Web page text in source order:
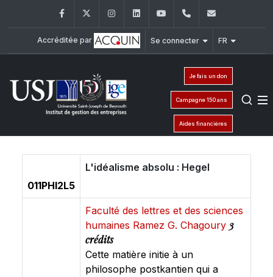
FacebookTwitter InstagramLinkedInYouTube+961 (1) 421
Accréditée par Se connecter FR
Je fais un don
Campagne 150 ans
Aides financières
011PHI2L5
L'idéalisme absolu : Hegel
Faculté des lettres et des sciences
humaines Ramez G. Chagoury 3
crédits
Cette matière initie à un
philosophe postkantien qui a